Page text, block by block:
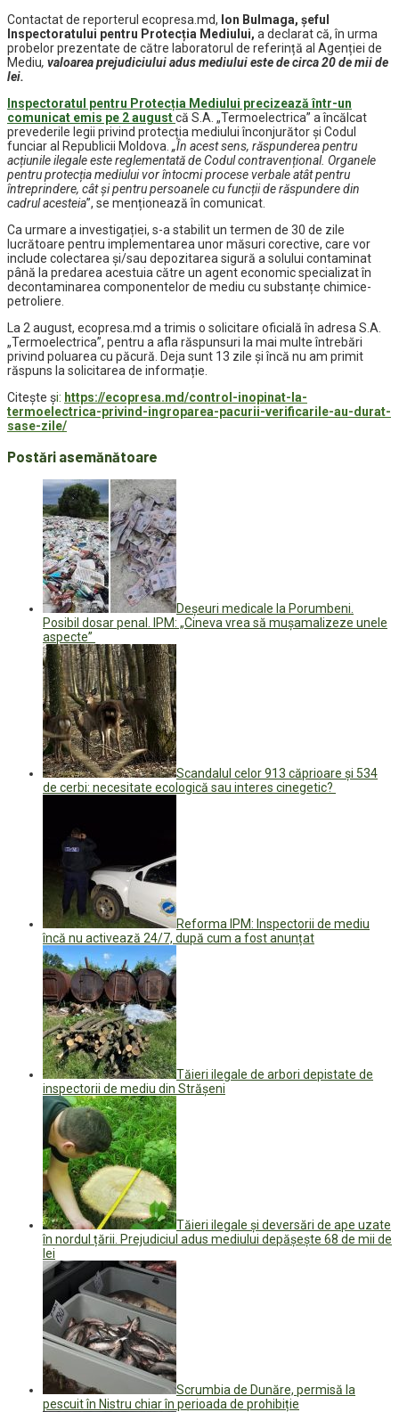
Contactat de reporterul ecopresa.md, Ion Bulmaga, șeful
Inspectoratului pentru Protecția Mediului, a declarat că, în urma
probelor prezentate de către laboratorul de referință al Agenției de
Mediu, valoarea prejudiciului adus mediului este de circa 20 de mii de
lei.
Inspectoratul pentru Protecția Mediului precizează într-un
comunicat emis pe 2 augustcă S.A. „Termoelectrica” a încălcat
prevederile legii privind protecția mediului înconjurător și Codul
funciar al Republicii Moldova. „În acest sens, răspunderea pentru
acțiunile ilegale este reglementată de Codul contravențional. Organele
pentru protecția mediului vor întocmi procese verbale atât pentru
întreprindere, cât și pentrupersoanele cu funcții de răspundere din
cadrul acesteia”, se menționează în comunicat.
Ca urmare a investigației, s-a stabilit un termen de 30 de zile
lucrătoare pentru implementarea unor măsuri corective, care vor
include colectarea și/sau depozitarea sigură a solului contaminat
până la predarea acestuia către un agent economic specializat în
decontaminarea componentelor de mediu cu substanțe chimice-
petroliere.
La 2 august, ecopresa.md a trimis o solicitare oficială în adresa S.A.
„Termoelectrica”, pentru a afla răspunsuri la mai multe întrebări
privind poluarea cu păcură. Deja sunt 13 zile și încă nu am primit
răspuns la solicitarea de informație.
Citește și: https://ecopresa.md/control-inopinat-la-
termoelectrica-privind-ingroparea-pacurii-verificarile-au-durat-
sase-zile/
Postări asemănătoare
Deșeuri medicale la Porumbeni.
Posibil dosar penal. IPM: „Cineva vrea să mușamalizeze unele
aspecte”
Scandalul celor 913 căprioare și 534
de cerbi: necesitate ecologică sau interes cinegetic?
Reforma IPM: Inspectorii de mediu
încă nu activează 24/7, după cum a fost anunțat
Tăieri ilegale de arbori depistate de
inspectorii de mediu din Strășeni
Tăieri ilegale și deversări de ape uzate
în nordul țării. Prejudiciul adus mediului depășește 68 de mii de
lei
Scrumbia de Dunăre, permisă la
pescuit în Nistru chiar în perioada de prohibiție